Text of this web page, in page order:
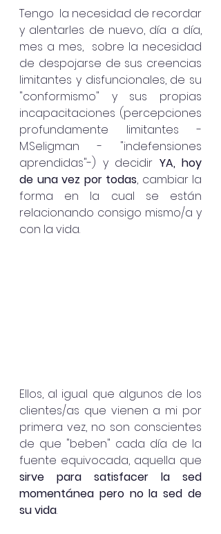
Tengo  la necesidad de recordar
y alentarles de nuevo, día a día,
mes a mes,  sobre la necesidad
de despojarse de sus creencias
limitantes y disfuncionales, de su
"conformismo" y sus propias
incapacitaciones (percepciones
profundamente limitantes -
M.Seligman - "indefensiones
aprendidas"-) y decidir YA, hoy
de una vez por todas, cambiar la
forma en la cual se están
relacionando consigo mismo/a y
con la vida.
Ellos, al igual que algunos de los
clientes/as que vienen a mi por
primera vez, no son conscientes
de que "beben" cada día de la
fuente equivocada, aquella que
sirve para satisfacer la sed
momentánea pero no la sed de
su vida.